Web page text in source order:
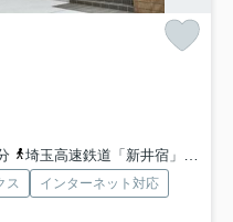
埼玉高速鉄道「新井宿」駅 徒歩22分
ス
インターネット対応